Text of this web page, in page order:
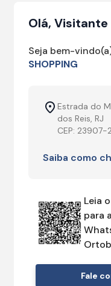
Olá, Visitante
Seja bem-
SHOPPING
Estrada do
dos Reis, RJ
CEP: 23907-
Saiba como
Leia
para
Fale